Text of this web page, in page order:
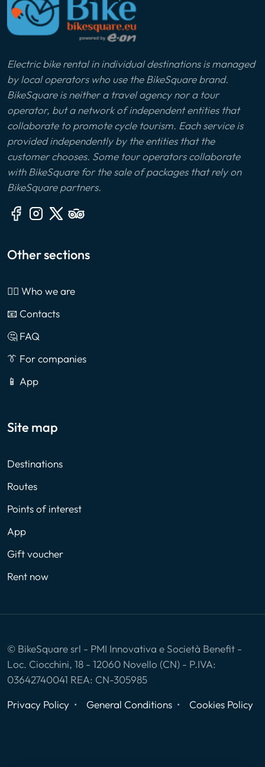
Electric bike rental in individual destinations is managed
by local operators who use the BikeSquare brand.
BikeSquare is neither a travel agency nor a tour
operator, but a network of independent entities that
collaborate to promote cycle tourism. Each service is
provided independently by the entities that the
customer chooses. Some tour operators collaborate
with BikeSquare for the sale of packages that rely on
BikeSquare partners.
Other sections
🙎‍♂️ Who we are
📧 Contacts
🤔 FAQ
👔 For companies
📱 App
Site map
Destinations
Routes
Points of interest
App
Gift voucher
Rent now
© BikeSquare srl - PMI Innovativa e Società Benefit -
Loc. Ciocchini, 18 - 12060 Novello (CN) - P.IVA:
03642740041 REA: CN-305985
Privacy Policy
General Conditions Cookies Policy